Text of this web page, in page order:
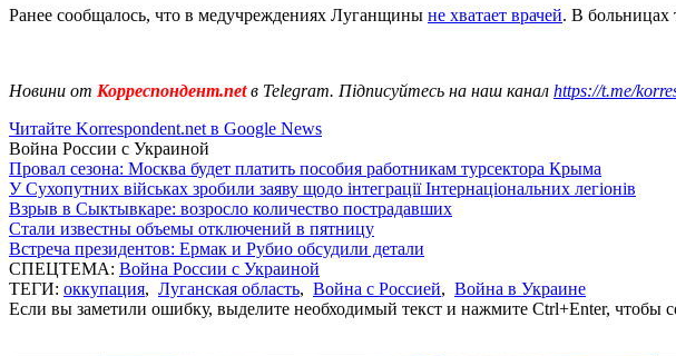
Ранее сообщалось, что в медучреждениях Луганщины не хватает врачей. В больницах
Новини от Корреспондент.netв Telegram. Підписуйтесь на наш канал https://t.me/
Читайте Korrespondent.net в Google News
Война России с Украиной
Провал сезона: Москва будет платить пособия работникам турсектора Крыма
У Сухопутних військах зробили заяву щодо інтеграції Інтернаціональних легіонів
Взрыв в Сыктывкаре: возросло количество пострадавших
Стали известны объемы отключений в пятницу
Встреча президентов: Ермак и Рубио обсудили детали
СПЕЦТЕМА: Война России с Украиной
ТЕГИ: оккупация, Луганская область, Война с Россией, Война в Украине
Если вы заметили ошибку, выделите необходимый текст и нажмите Ctrl+Enter, чтобы